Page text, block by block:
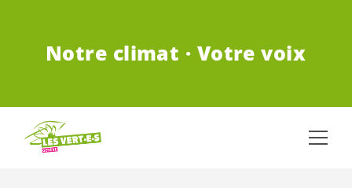
Notre climat · Votre voix